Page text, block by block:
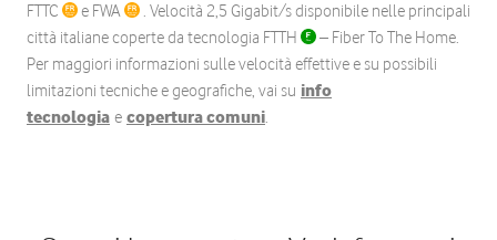
FTTC
e FWA
. Velocità 2,5 Gigabit/s disponibile nelle principali
città italiane coperte da tecnologia FTTH
– Fiber To The Home.
Per maggiori informazioni sulle velocità effettive e su possibili
limitazioni tecniche e geografiche, vai su info
tecnologia e copertura comuni.